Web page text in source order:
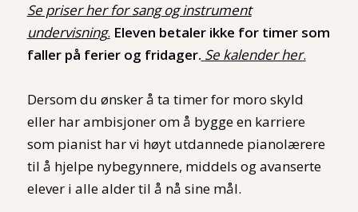
Se priser her for sang og instrument
undervisning. Eleven betaler ikke for timer som
faller på ferier og fridager. Se kalender her.
Dersom du ønsker å ta timer for moro skyld
eller har ambisjoner om å bygge en karriere
som pianist har vi høyt utdannede pianolærere
til å hjelpe nybegynnere, middels og avanserte
elever i alle alder til å nå sine mål.